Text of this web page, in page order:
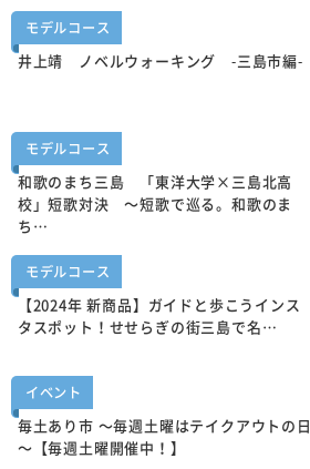
モデルコース
井上靖 ノベルウォーキング -三島市編-
モデルコース
和歌のまち三島 「東洋大学×三島北高
校」短歌対決 ～短歌で巡る。和歌のま
ち…
モデルコース
【2024年 新商品】ガイドと歩こうインス
タスポット！せせらぎの街三島で名…
イベント
毎土あり市 ～毎週土曜はテイクアウトの日
～【毎週土曜開催中！】